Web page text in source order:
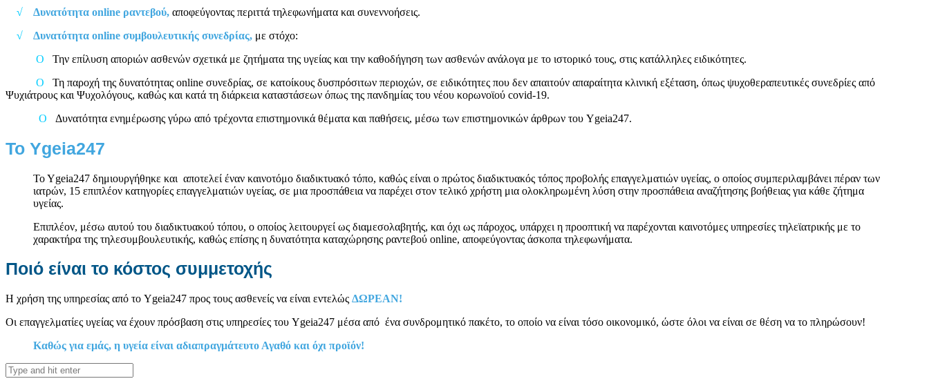
√ Δυνατότητα online ραντεβού, αποφεύγοντας περιττά τηλεφωνήματα και συνεννοήσεις.
√ Δυνατότητα online συμβουλευτικής συνεδρίας, με στόχο:
Ο Την επίλυση αποριών ασθενών σχετικά με ζητήματα της υγείας και την καθοδήγηση των ασθενών ανάλογα με το ιστορικό τους, στις κατάλληλες ειδικότητες.
Ο Τη παροχή της δυνατότητας online συνεδρίας, σε κατοίκους δυσπρόσιτων περιοχών, σε ειδικότητες που δεν απαιτούν απαραίτητα κλινική εξέταση, όπως ψυχοθεραπευτικές συνεδρίες από
Ψυχιάτρους και Ψυχολόγους, καθώς και κατά τη διάρκεια καταστάσεων όπως της πανδημίας του νέου κορωνοϊού covid-19.
Ο Δυνατότητα ενημέρωσης γύρω από τρέχοντα επιστημονικά θέματα και παθήσεις, μέσω των επιστημονικών άρθρων του Ygeia247.
Το Ygeia247
Το Υgeia247 δημιουργήθηκε και αποτελεί έναν καινοτόμο διαδικτυακό τόπο, καθώς είναι ο πρώτος διαδικτυακός τόπος προβολής επαγγελματιών υγείας, ο οποίος συμπεριλαμβάνει πέραν των
ιατρών, 15 επιπλέον κατηγορίες επαγγελματιών υγείας, σε μια προσπάθεια να παρέχει στον τελικό χρήστη μια ολοκληρωμένη λύση στην προσπάθεια αναζήτησης βοήθειας για κάθε ζήτημα
υγείας.
Επιπλέον, μέσω αυτού του διαδικτυακού τόπου, ο οποίος λειτουργεί ως διαμεσολαβητής, και όχι ως πάροχος, υπάρχει η προοπτική να παρέχονται καινοτόμες υπηρεσίες τηλεϊατρικής με το
χαρακτήρα της τηλεσυμβουλευτικής, καθώς επίσης η δυνατότητα καταχώρησης ραντεβού online, αποφεύγοντας άσκοπα τηλεφωνήματα.
Ποιό είναι το κόστος συμμετοχής
Η χρήση της υπηρεσίας από το Ygeia247 προς τους ασθενείς να είναι εντελώς ΔΩΡΕΑΝ!
Οι επαγγελματίες υγείας να έχουν πρόσβαση στις υπηρεσίες του Ygeia247 μέσα από ένα συνδρομητικό πακέτο, το οποίο να είναι τόσο οικονομικό, ώστε όλοι να είναι σε θέση να το πληρώσουν!
Καθώς για εμάς, η υγεία είναι αδιαπραγμάτευτο Αγαθό και όχι προϊόν!